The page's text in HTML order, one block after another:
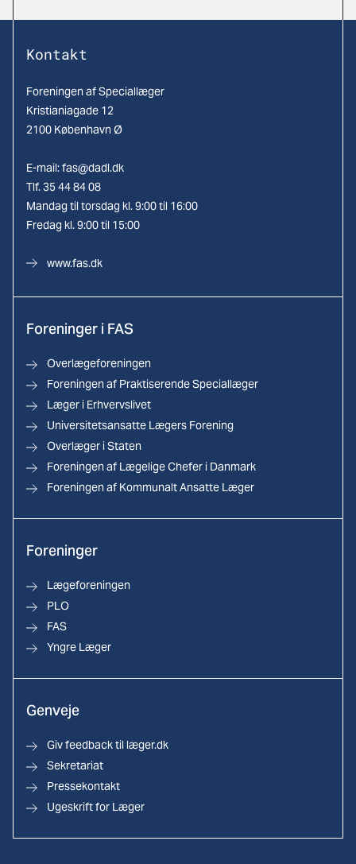
Kontakt
Foreningen af Speciallæger
Kristianiagade 12
2100 København Ø
E-mail:fas@dadl.dk
Tlf. 35 44 84 08
Mandag til torsdag kl. 9:00 til 16:00
Fredag kl. 9:00 til 15:00
www.fas.dk
Foreninger i FAS
Overlægeforeningen
Foreningen af Praktiserende Speciallæger
Læger i Erhvervslivet
Universitetsansatte Lægers Forening
Overlæger i Staten
Foreningen af Lægelige Chefer i Danmark
Foreningen af Kommunalt Ansatte Læger
Foreninger
Lægeforeningen
PLO
FAS
Yngre Læger
Genveje
Giv feedback til læger.dk
Sekretariat
Pressekontakt
Ugeskrift for Læger